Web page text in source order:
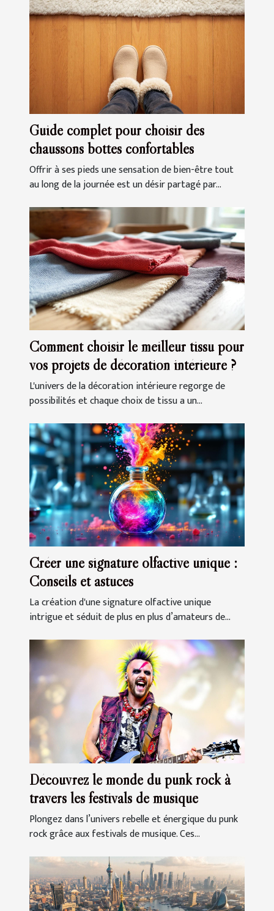
Guide complet pour choisir des
chaussons bottes confortables
Offrir à ses pieds une sensation de bien-être tout
au long de la journée est un désir partagé par...
Comment choisir le meilleur tissu pour
vos projets de décoration intérieure ?
L'univers de la décoration intérieure regorge de
possibilités et chaque choix de tissu a un...
Créer une signature olfactive unique :
Conseils et astuces
La création d'une signature olfactive unique
intrigue et séduit de plus en plus d’amateurs de...
Découvrez le monde du punk rock à
travers les festivals de musique
Plongez dans l’univers rebelle et énergique du punk
rock grâce aux festivals de musique. Ces...